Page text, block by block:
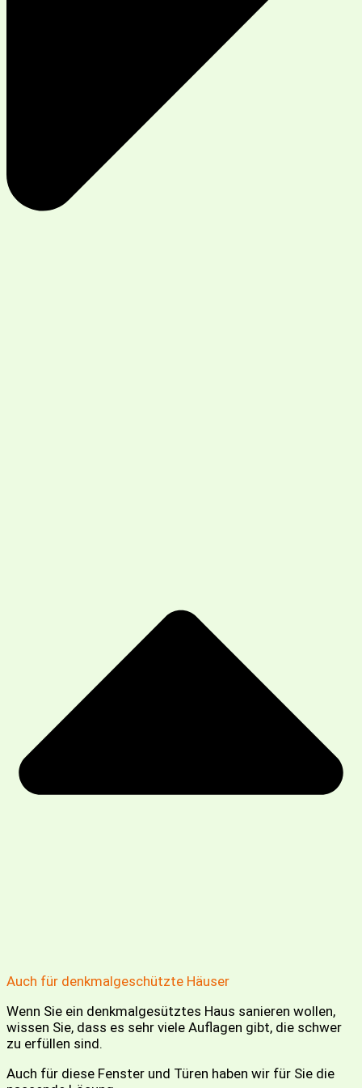
Auch für denkmalgeschützte Häuser
Wenn Sie ein denkmalgesütztes Haus sanieren wollen,
wissen Sie, dass es sehr viele Auflagen gibt, die schwer
zu erfüllen sind.
Auch für diese Fenster und Türen haben wir für Sie die